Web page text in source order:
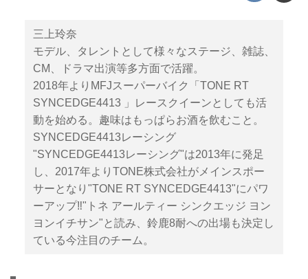
三上玲奈
モデル、タレントとして様々なステージ、雑誌、
CM、ドラマ出演等多方面で活躍。
2018年よりMFJスーパーバイク「TONE RT
SYNCEDGE4413 」レースクイーンとしても活
動を始める。趣味はもっぱらお酒を飲むこと。
SYNCEDGE4413レーシング
"SYNCEDGE4413レーシング"は2013年に発足
し、2017年よりTONE株式会社がメインスポー
サーとなり"TONE RT SYNCEDGE4413"にパワ
ーアップ‼︎"トネ アールティー シンクエッジ ヨン
ヨンイチサン"と読み、鈴鹿8耐への出場も決定し
ている今注目のチーム。